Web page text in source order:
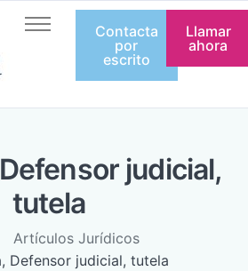
Contacta
por
escrito
Llamar
ahora
judicial,
tutela
Artículos Jurídicos
Defensor judicial, tutela